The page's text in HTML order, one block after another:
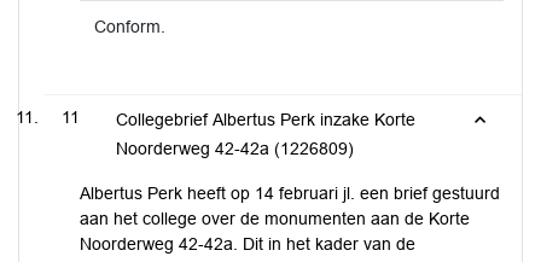
Conform.
11
Collegebrief Albertus Perk inzake Korte
Noorderweg 42-42a (1226809)
Albertus Perk heeft op 14 februari jl. een brief gestuurd
aan het college over de monumenten aan de Korte
Noorderweg 42-42a. Dit in het kader van de